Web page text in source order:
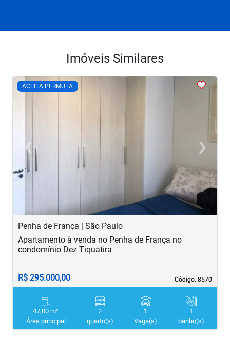
Imóveis Similares
ACEITA PERMUTA
<<<<
‹
Previous ›Next
Penha de França | São Paulo
Código. 8570
Código. 8570
Apartamento à venda no Penha de França no
condomínio Dez Tiquatira
R$ 295.000,00
47,00 m²
Área principal
2
quarto(s)
1
Vaga(s)
1
banho(s)